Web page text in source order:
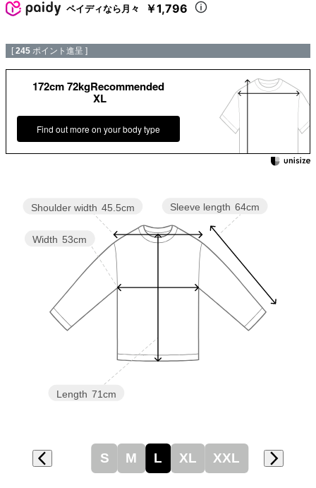
ペイディなら月々 ￥1,796
[ 245 ポイント進呈 ]
172cm 72kgRecommended
XL
Find out more on your body type
Sleeve length 64cm
Length 71cm
Width 53cm
Shoulder width 45.5cm
S M L XL XXL